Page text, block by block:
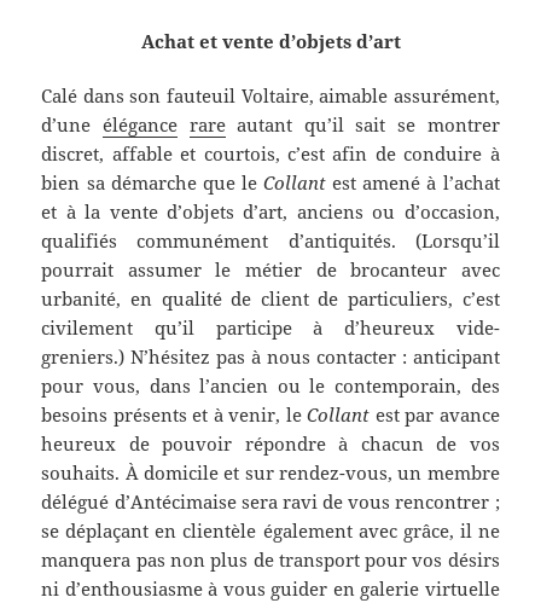
Achat et vente d’objets d’art
Calé dans son fauteuil Voltaire, aimable assurément,
d’uneélégance rareautant qu’il sait se montrer
discret, affable et courtois, c’est afin de conduire à
bien sa démarche que leCollant est amené à l’achat
et à la vente d’objets d’art, anciens ou d’occasion,
qualifiés communément d’antiquités. (Lorsqu’il
pourrait assumer le métier de brocanteur avec
urbanité, en qualité de client de particuliers, c’est
civilement qu’il participe à d’heureux vide-
greniers.) N’hésitez pas à nous contacter : anticipant
pour vous, dans l’ancien ou le contemporain, des
besoins présents et à venir, leCollant est par avance
heureux de pouvoir répondre à chacun de vos
souhaits. À domicile et sur rendez-vous, un membre
délégué d’Antécimaise sera ravi de vous rencontrer ;
se déplaçant en clientèle également avec grâce, il ne
manquera pas non plus de transport pour vos désirs
ni d’enthousiasme à vous guider en galerie virtuelle